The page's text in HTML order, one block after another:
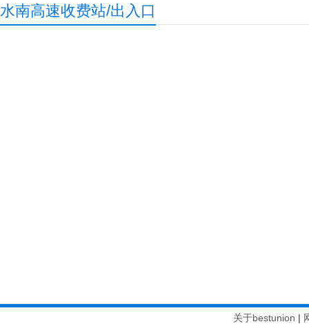
水南高速收费站/出入口
关于bestunion |